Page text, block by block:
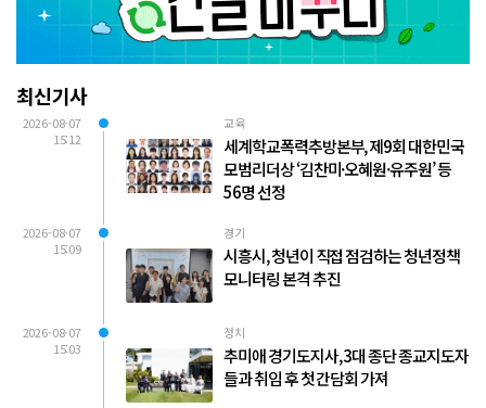
최신기사
2026-08-07
15:12
교육
세계학교폭력추방본부, 제9회 대한민국
모범리더상 ‘김찬미·오혜원·유주원’ 등
56명 선정
2026-08-07
15:09
경기
시흥시, 청년이 직접 점검하는 청년정책
모니터링 본격 추진
2026-08-07
15:03
정치
추미애 경기도지사, 3대 종단 종교지도자
들과 취임 후 첫 간담회 가져